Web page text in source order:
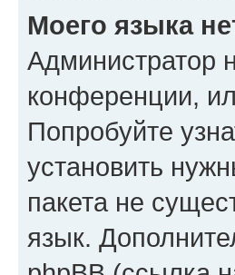
Моего языка
Администратор
конференции,
Попробуйте
установить
пакета не
язык.